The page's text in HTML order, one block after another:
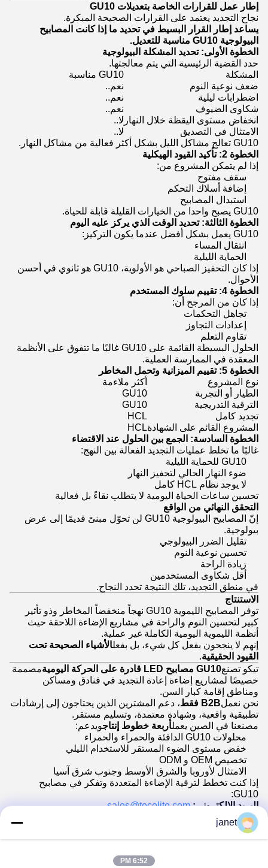
إطار عمل للقرارات الخاصة بتعديلات GU10
نجاح التجديد يعتمد على القرارات الصحيحة المبكرة.
يساعد إطار القرار البسيط في تحديد ما إذا كانت المصابيح
البيولوجية GU10 مناسبة للتعديل.
الخطوة الأولى: تحديد المشكلة البيولوجية
حدد القضية الرئيسية التي يتم معالجتها.
المشكلة
GU10 مناسبة
ضعف نوعية النوم
نعم..
اضطرابات ليلية
نعم..
شكاوى الضيوف
نعم..
انخفاض مستوى اليقظة خلال النهار لا..
الامتثال في التصديق
لا..
GU10 تعالج مشاكل الليل بشكل أكثر فعالية من مشاكل النهار.
الخطوة 2: تأكيد القيود الهيكلية
إذا لم يتمكن المشروع من:
سقف مفتوح
إضافة أسلاك التحكم
استبدال المصابيح
GU10 يصبح واحدا من الخيارات القليلة قابلة للحياة.
الخطوة الثالثة: تحديد الوقت الذي يركز عليه اليوم
GU10 يعمل بشكل أفضل عندما يكون التركيز:
انتقال المساء
الحماية الليلية
إذا كان التحفيز الصباحي هو الأولوية، GU10 هو ثانوي في أحسن
الأحوال.
الخطوة 4: تقييم سلوك المستخدم
إذا كان من المرجح أن:
تجاهل التحكمات
إعدادات التجاوز
تقاوم التعلم
الحلول البسيطة القائمة على GU10 غالبًا ما تتفوق على الأنظمة
المعقدة في الممارسة العملية.
الخطوة 5: تقييم الميزانية وتحمل المخاطر
نوع المشروع
أكثر ملاءمة
الطيار أو التجربة
GU10
الترقية التدريجية
GU10
تجديد كامل
HCL
المشروع القائم على الشهادةHCL
الخطوة السادسة: الجمع بين الحلول عند الاقتضاء
غالبًا ما تخلط عمليات التجديد الفعالة بين النهج:
GU10 للحماية الليلية
ضوء النهار الحالي لتحفيز النهار
لا يوجد نظام HCL كامل
تحسين ساعات الحياة اليومية لا يتطلب نقاءً بل فعالية
التحقق النهائي من الواقع
إنّ المصابيح البيولوجية GU10 لن تحوّل مبنىً قديمًا إلى عرض
بيولوجية.
تقليل الضرر البيولوجي
تحسين نوعية النوم
زيادة الراحة
أقل شكاوى المستخدمين
في منطق التجديد، تلك النتيجة تحدد النجاح.
الاستنتاج
توفر المصابيح الليموية GU10 نهجاً منخفضاً المخاطر وذو تأثير
كبير لتحسين النوم والراحة في مشاريع الإضاءة اللاحقة حيث
أنظمة الليموية اليومية الكاملة غير عملية.
إنهم لا ينجحون بفعل كل شيء، بل بفعلالأشياء الصحيحة تحت
القيود الحقيقية.
تيكو تصنعGU10 مصابيح LED قادرة على الحركة اليومية
مصممة
خصيصًا لمشاريع إضاءة إعادة التجديد في فنادق ومساكن
ومناطق إقامة كبار السن.
نحن نعملB2B فقط
، دعم المشترين الذين يحتاجون إلى إرشادات
تطبيقية واقعية، وشهادة معتمدة، وتسليم مستقر.
مصنعنا في الصين يعملأربعة خطوط إنتاجويدعم:
محلولات GU10 الدافئة والحمراء والحمراء
خفض مستوى الضوء المستقر للاستخدام الليلي
تخصيص OEM و ODM
الامتثال لأوروبا والشرق الأوسط وجنوب شرق آسيا
إذا كنت تخطط لترقية الإضاءة المتعددة وتفكر في مصابيح
GU10:
البريد الإلكتروني: sales@tecolite.com
الموقع:
www.tecolite.com
أخبرنا عن نوع المبنى والقيود
سوف نساعدك على تحديد ما إذا كان GU10 هو الخيار الصحيح
janet
6:52 PM